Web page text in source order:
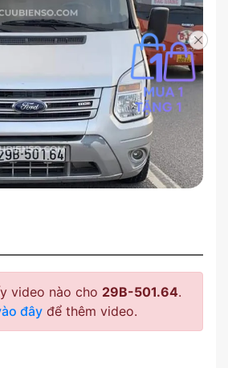
video nào cho 29B-501.64.
đâyđể thêm video.